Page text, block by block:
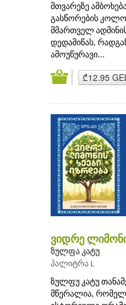
მთვარეზე
გასწორების
მმართველ
დედამიწას,
ამოუწურავი...
₾12.95
ვიდრე
ზულფა კატუ
პალიტრა L
ზულფუ კატუ
მწერალია,